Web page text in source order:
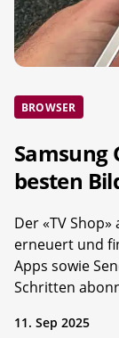
BROWSER
Samsung
besten
Der «TV
erneuert und
Apps sowie
Schritten
11. Sep 2025